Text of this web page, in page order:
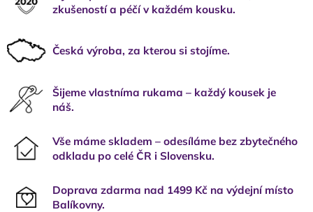
zkušeností a péčí v každém kousku.
Česká výroba, za kterou si stojíme.
Šijeme vlastníma rukama – každý kousek je
náš.
Vše máme skladem – odesíláme bez zbytečného
odkladu po celé ČR i Slovensku.
Doprava zdarma nad 1499 Kč na výdejní místo
Balíkovny.